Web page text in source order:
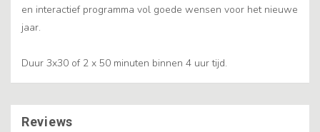
en interactief programma vol goede wensen voor het nieuwe
jaar.
Duur 3x30 of 2 x 50 minuten binnen 4 uur tijd.
Reviews